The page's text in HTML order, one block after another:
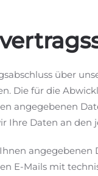
über
Die für die
angegebenen
Ihre Daten an den
angegebenen
E-Mails mit